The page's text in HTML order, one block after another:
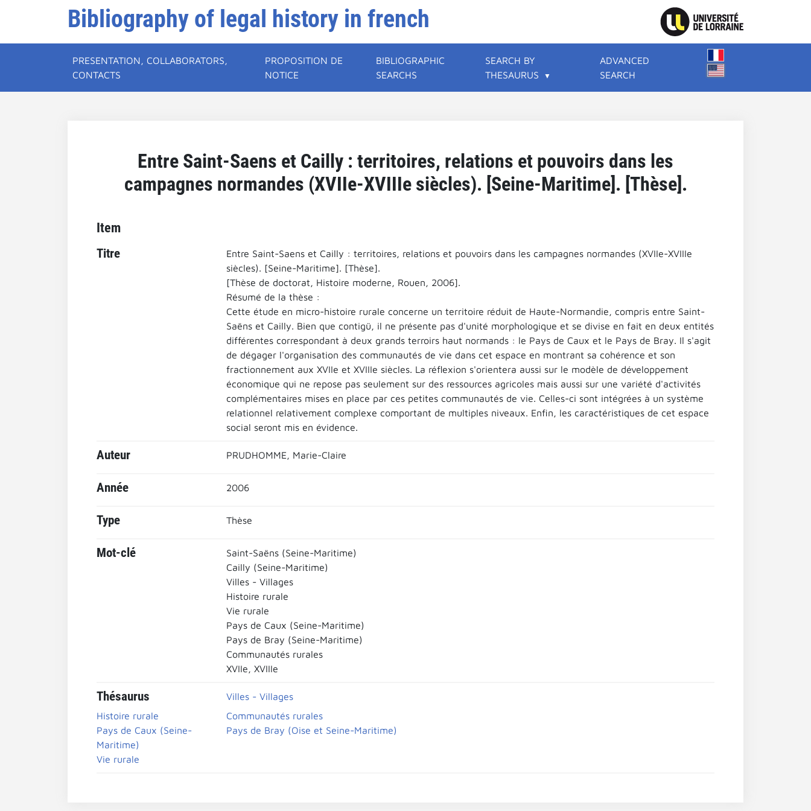
Bibliography of legal history in french
PRESENTATION, COLLABORATORS,
CONTACTS
PROPOSITION DE
NOTICE
BIBLIOGRAPHIC
SEARCHS
SEARCH BY
THESAURUS
ADVANCED
SEARCH
Entre Saint-Saens et Cailly : territoires, relations et pouvoirs dans les
campagnes normandes (XVIIe-XVIIIe siècles). [Seine-Maritime]. [Thèse].
Item
Titre
Entre Saint-Saens et Cailly : territoires, relations et pouvoirs dans les campagnes normandes (XVIIe-XVIIIe
siècles). [Seine-Maritime]. [Thèse].
[Thèse de doctorat, Histoire moderne, Rouen, 2006].
Résumé de la thèse :
Cette étude en micro-histoire rurale concerne un territoire réduit de Haute-Normandie, compris entre Saint-
Saëns et Cailly. Bien que contigü, il ne présente pas d'unité morphologique et se divise en fait en deux entités
différentes correspondant à deux grands terroirs haut normands : le Pays de Caux et le Pays de Bray. Il s'agit
de dégager l'organisation des communautés de vie dans cet espace en montrant sa cohérence et son
fractionnement aux XVIIe et XVIIIe siècles. La réflexion s'orientera aussi sur le modèle de développement
économique qui ne repose pas seulement sur des ressources agricoles mais aussi sur une variété d'activités
complémentaires mises en place par ces petites communautés de vie. Celles-ci sont intégrées à un système
relationnel relativement complexe comportant de multiples niveaux. Enfin, les caractéristiques de cet espace
social seront mis en évidence.
Auteur PRUDHOMME, Marie-Claire
Année 2006
Type Thèse
Mot-clé
Saint-Saëns (Seine-Maritime)
Cailly (Seine-Maritime)
Villes - Villages
Histoire rurale
Vie rurale
Pays de Caux (Seine-Maritime)
Pays de Bray (Seine-Maritime)
Communautés rurales
XVIIe, XVIIIe
Thésaurus
Villes - Villages
Histoire rurale
Communautés rurales
Pays de Caux (Seine-
Maritime)
Pays de Bray (Oise et Seine-Maritime)
Vie rurale